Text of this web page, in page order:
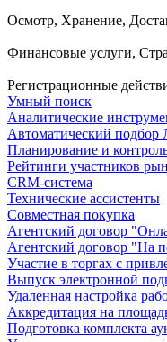
Осмотр, Хранение,
Финансовые услуги,
Регистрационные
Умный поиск
Аналитические
Автоматический подбор
Планирование и
Рейтинги участников
CRM-система
Технические ассистенты
Совместная покупка
Агентский договор
Агентский договор "На
Участие в торгах с
Выпуск электронной
Удаленная настройка
Аккредитация на
Подготовка комплекта